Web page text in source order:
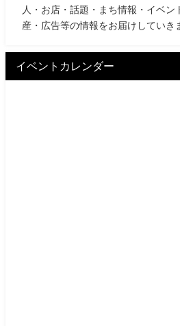
人・お店・話題・まち情報・イベン
産・広告等の情報をお届けしていき
イベントカレンダー